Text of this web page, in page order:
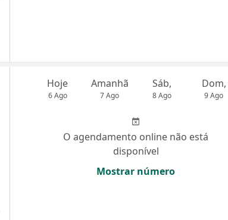
Hoje
6 Ago
Amanhã
7 Ago
Sáb,
8 Ago
Dom,
9 Ago
O agendamento online não está
disponível
Mostrar número